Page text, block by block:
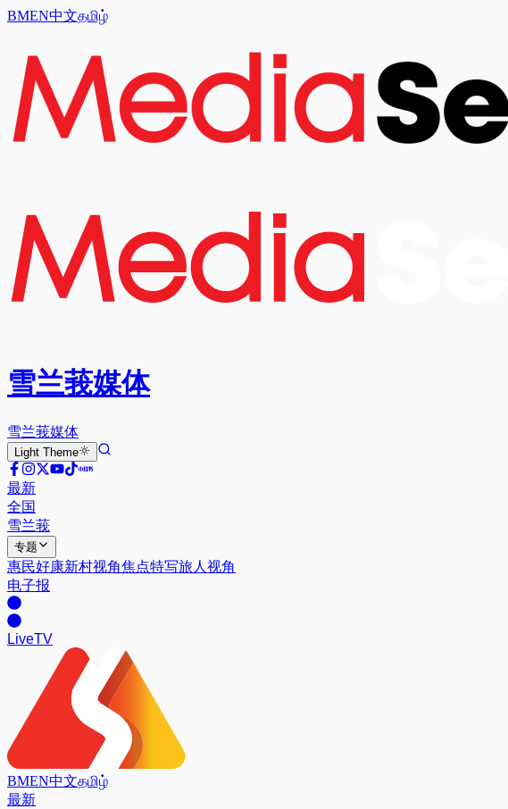
BMEN中文தமிழ்
雪兰莪媒体
雪兰莪媒体
Light Theme
最新
全国
雪兰莪
专题
惠民好康新村视角焦点特写旅人视角
电子报
LiveTV
BMEN中文தமிழ்
最新